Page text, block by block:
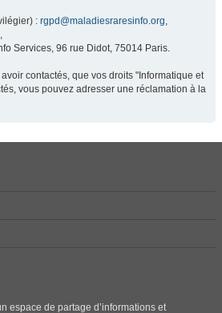
: rgpd@maladiesraresinfo.org,
Services, 96 rue Didot, 75014 Paris.
contactés, que vos droits "Informatique et
vous pouvez adresser une réclamation à la
espace de partage d’informations et